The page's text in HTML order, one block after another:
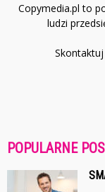
Copymedia.pl to
ludzi
POPULARNE